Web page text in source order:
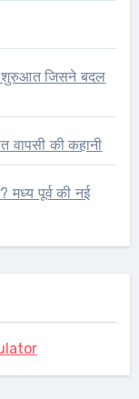
शुरुआत जिसने बदल
की कहानी
मध्य पूर्व की नई